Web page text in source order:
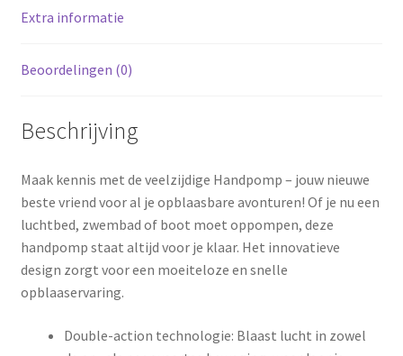
Extra informatie
Beoordelingen (0)
Beschrijving
Maak kennis met de veelzijdige Handpomp – jouw nieuwe
beste vriend voor al je opblaasbare avonturen! Of je nu een
luchtbed, zwembad of boot moet oppompen, deze
handpomp staat altijd voor je klaar. Het innovatieve
design zorgt voor een moeiteloze en snelle
opblaaservaring.
Double-action technologie: Blaast lucht in zowel